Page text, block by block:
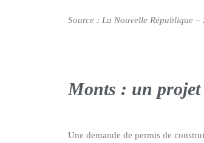
Source : La Nouvelle République –
Monts : un projet
Une demande de permis de